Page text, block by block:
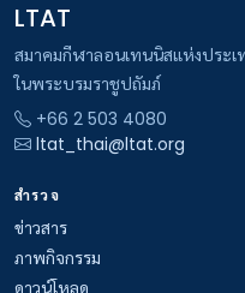
LTAT
สมาคมกีฬาลอนเทนนิสแห่งประเ
ในพระบรมราชูปถัมภ์
+66 2 503 4080
ltat_thai@ltat.org
สำรวจ
ข่าวสาร
ภาพกิจกรรม
ดาวน์โหลด